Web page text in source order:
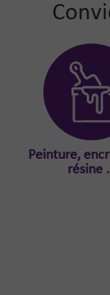
Peinture,
résine